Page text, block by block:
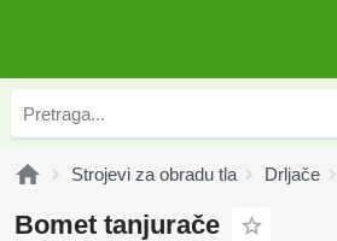
Strojevi za obradu tla Drljače
Bomet tanjurače